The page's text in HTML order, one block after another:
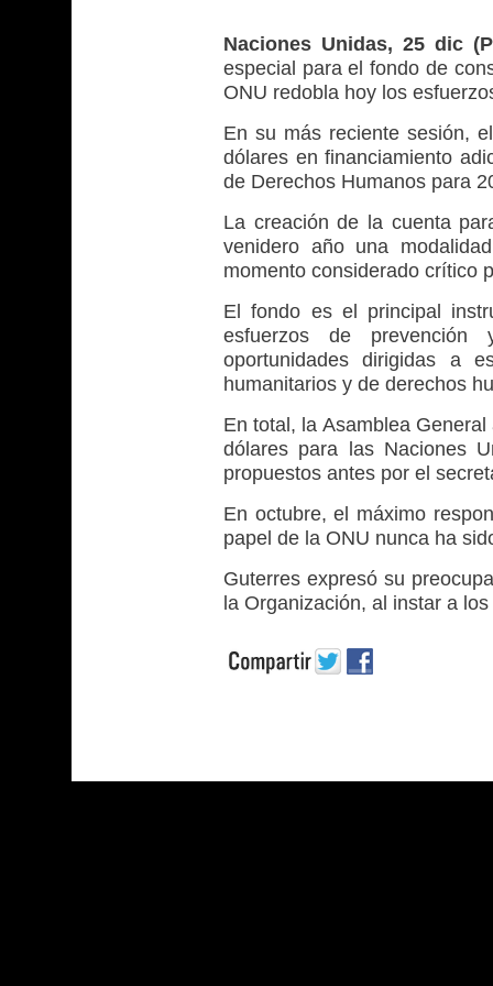
Naciones Unidas, 25 dic
especial para el fondo de
ONU redobla hoy los
En su más reciente sesión,
dólares en financiamiento
de Derechos Humanos para
La creación de la cuenta
venidero año una
momento considerado crítico
El fondo es el principal
esfuerzos de prevención
oportunidades dirigidas a
humanitarios y de derechos
En total, la Asamblea
dólares para las Naciones
propuestos antes por el
En octubre, el máximo
papel de la ONU nunca ha
Guterres expresó su
la Organización, al instar a